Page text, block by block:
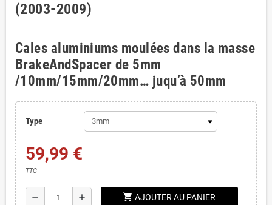
(2003-2009)
Cales aluminiums moulées dans la masse
BrakeAndSpacer de 5mm
/10mm/15mm/20mm… juqu’à 50mm
Type
59,99 €
TTC
remove add shopping_cart AJOUTER AU PANIER